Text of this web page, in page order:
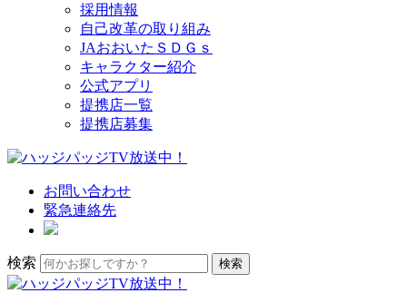
採用情報
自己改革の取り組み
JAおおいたＳＤＧｓ
キャラクター紹介
公式アプリ
提携店一覧
提携店募集
お問い合わせ
緊急連絡先
検索